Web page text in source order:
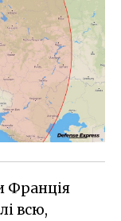
Франція
всю,